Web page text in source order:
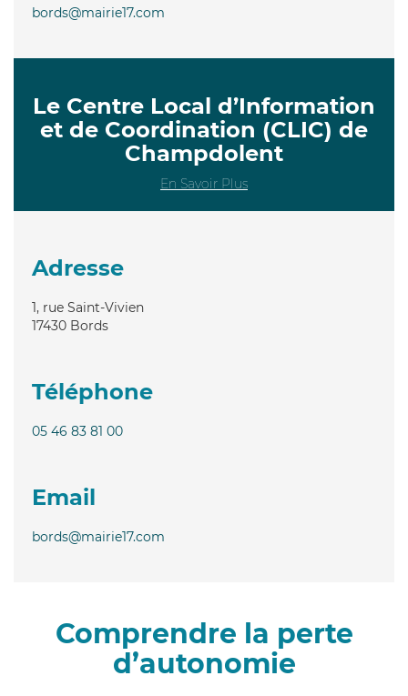
bords@mairie17.com
Le Centre Local d’Information
et de Coordination (CLIC) de
Champdolent
En Savoir Plus
Adresse
1, rue Saint-Vivien
17430 Bords
Téléphone
05 46 83 81 00
Email
bords@mairie17.com
Comprendre la perte
d’autonomie